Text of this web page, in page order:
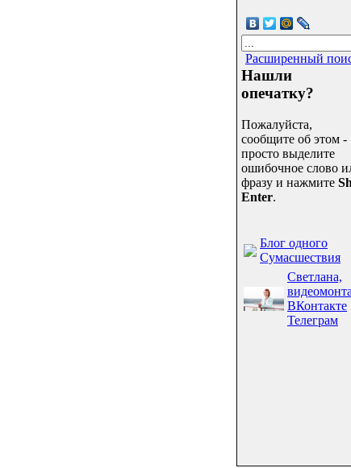
Расширенный
Нашли
опечатку?
Пожалуйста,
сообщите об этом -
просто выделите
ошибочное слово
фразу и нажмите
Enter.
Блог одного
Сумасшествия
Светлана,
ВКонтакте
Телеграм